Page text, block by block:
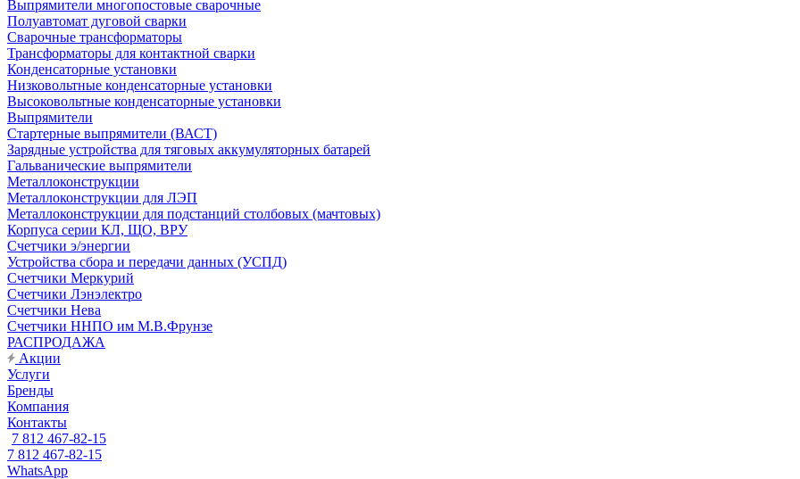
Выпрямители многопостовые сварочные
Полуавтомат дуговой сварки
Сварочные трансформаторы
Трансформаторы для контактной сварки
Конденсаторные установки
Низковольтные конденсаторные установки
Высоковольтные конденсаторные установки
Выпрямители
Стартерные выпрямители (ВАСТ)
Зарядные устройства для тяговых аккумуляторных батарей
Гальванические выпрямители
Металлоконструкции
Металлоконструкции для ЛЭП
Металлоконструкции для подстанций столбовых (мачтовых)
Корпуса серии КЛ, ЩО, ВРУ
Счетчики э/энергии
Устройства сбора и передачи данных (УСПД)
Счетчики Меркурий
Счетчики Лэнэлектро
Счетчики Нева
Счетчики ННПО им М.В.Фрунзе
РАСПРОДАЖА
Акции
Услуги
Бренды
Компания
Контакты
7 812 467-82-15
7 812 467-82-15
WhatsApp